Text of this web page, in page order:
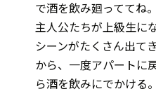
で酒を飲み廻っててね
主人公たちが上級生に
シーンがたくさん出て
から、一度アパートに
ら酒を飲みにでかける。